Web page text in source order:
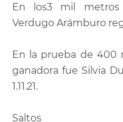
En los3 mil metros
Verdugo Arámburo
En la prueba de 400
ganadora fue Silvia
1.11.21.
Saltos